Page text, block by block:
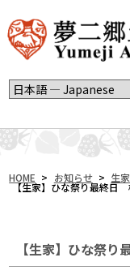
HOME > お知らせ > 生
【生家】ひな祭り最終日
【生家】ひな祭